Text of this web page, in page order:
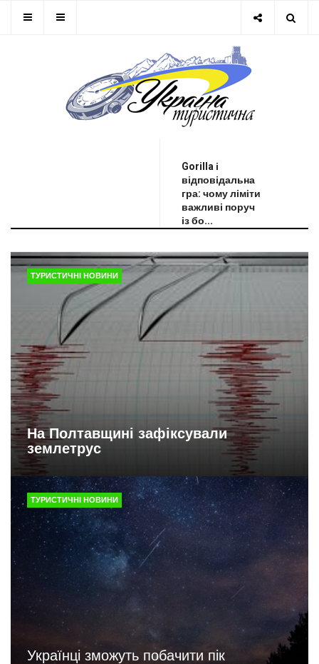
Gorilla і
відповідальна
гра: чому ліміти
важливі поруч
із бо...
ТУРИСТИЧНІ НОВИНИ
На Полтавщині зафіксували
землетрус
ТУРИСТИЧНІ НОВИНИ
Українці зможуть побачити пік